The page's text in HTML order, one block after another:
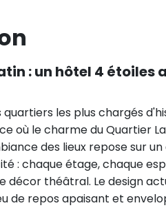
: un hôtel 4
quartiers les plus chargés
où le charme du Quartier
des lieux repose sur
: chaque étage, chaque
décor théâtral. Le design
de repos apaisant et